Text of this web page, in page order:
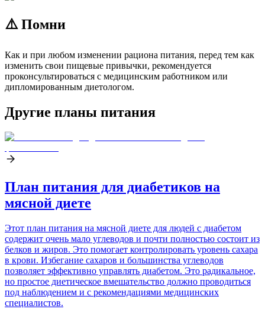
⚠️ Помни
Как и при любом изменении рациона питания, перед тем как
изменить свои пищевые привычки, рекомендуется
проконсультироваться с медицинским работником или
дипломированным диетологом.
Другие планы питания
План питания для диабетиков на
мясной диете
Этот план питания на мясной диете для людей с диабетом
содержит очень мало углеводов и почти полностью состоит из
белков и жиров. Это помогает контролировать уровень сахара
в крови. Избегание сахаров и большинства углеводов
позволяет эффективно управлять диабетом. Это радикальное,
но простое диетическое вмешательство должно проводиться
под наблюдением и с рекомендациями медицинских
специалистов.